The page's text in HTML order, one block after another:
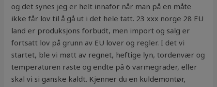
og det synes jeg er helt innafor når man på en måte
ikke får lov til å gå ut i det hele tatt. 23 xxx norge 28 EU
land er produksjons forbudt, men import og salg er
fortsatt lov på grunn av EU lover og regler. I det vi
startet, ble vi møtt av regnet, heftige lyn, tordenvær og
temperaturen raste og endte på 6 varmegrader, eller
skal vi si ganske kaldt. Kjenner du en kuldemontør,